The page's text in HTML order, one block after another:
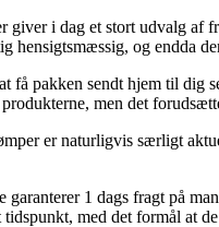
giver i dag et stort udvalg af
hensigtsmæssig, og endda
få pakken sendt hjem til dig
men det
er naturligvis særligt
garanterer 1 dags fragt på
med det formål at